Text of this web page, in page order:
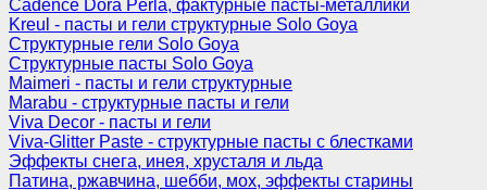
Cadence Dora Perla, фактурные пасты-металлики
Kreul - пасты и гели структурные Solo Goya
Структурные гели Solo Goya
Структурные пасты Solo Goya
Maimeri - пасты и гели структурные
Marabu - структурные пасты и гели
Viva Decor - пасты и гели
Viva-Glitter Paste - структурные пасты с блестками
Эффекты снега, инея, хрусталя и льда
Патина, ржавчина, шебби, мох, эффекты старины